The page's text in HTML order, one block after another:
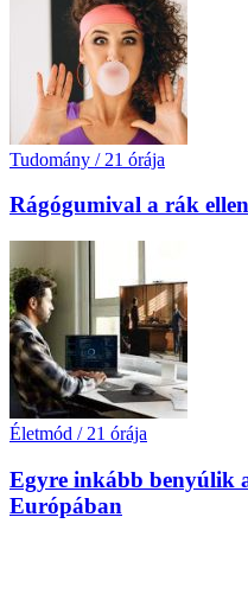
Tudomány / 21 órája
Rágógumival a rák
Életmód / 21 órája
Egyre inkább benyúlik
Európában